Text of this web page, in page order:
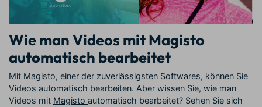
Wie man Videos mit Magisto
automatisch bearbeitet
Mit Magisto, einer der zuverlässigsten Softwares, können Sie
Videos automatisch bearbeiten. Aber wissen Sie, wie man
Videos mit Magisto automatisch bearbeitet? Sehen Sie sich